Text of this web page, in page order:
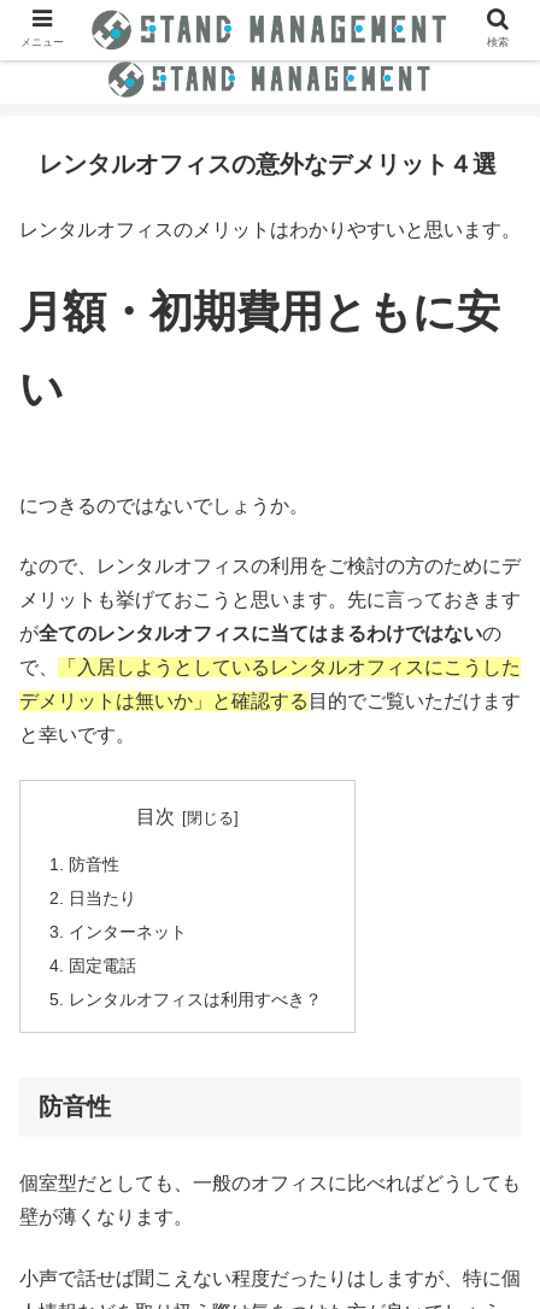
レンタルオフィスの意外なデメリット４選
レンタルオフィスのメリットはわかりやすいと思います。
月額・初期費用ともに安
い
につきるのではないでしょうか。
なので、レンタルオフィスの利用をご検討の方のためにデ
メリットも挙げておこうと思います。先に言っておきます
が全てのレンタルオフィスに当てはまるわけではないの
で、
「入居しようとしているレンタルオフィスにこうした
デメリットは無いか」と確認する 目的でご覧いただけます
と幸いです。
目次
防音性
日当たり
インターネット
固定電話
レンタルオフィスは利用すべき？
防音性
個室型だとしても、一般のオフィスに比べればどうしても
壁が薄くなります。
小声で話せば聞こえない程度だったりはしますが、特に個
メニュー 検索